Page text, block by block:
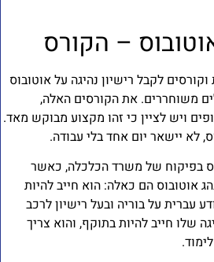
– הקורס
לקבל רישיון נהיגה על אוטובוס
משוחררים. את הקורסים האלה,
ויש לציין כי זהו מקצוע מבוקש מאד.
לא יישאר יום אחד בלי עבודה.
בפיקוח של משרד הכלכלה, כאשר
אוטובוס הם כאלה: הוא חייב להיות
מעל גיל 20, יודע עברית על בוריה ובעל רישיון לרכב
שלו חייב להיות בתוקף, והוא צריך